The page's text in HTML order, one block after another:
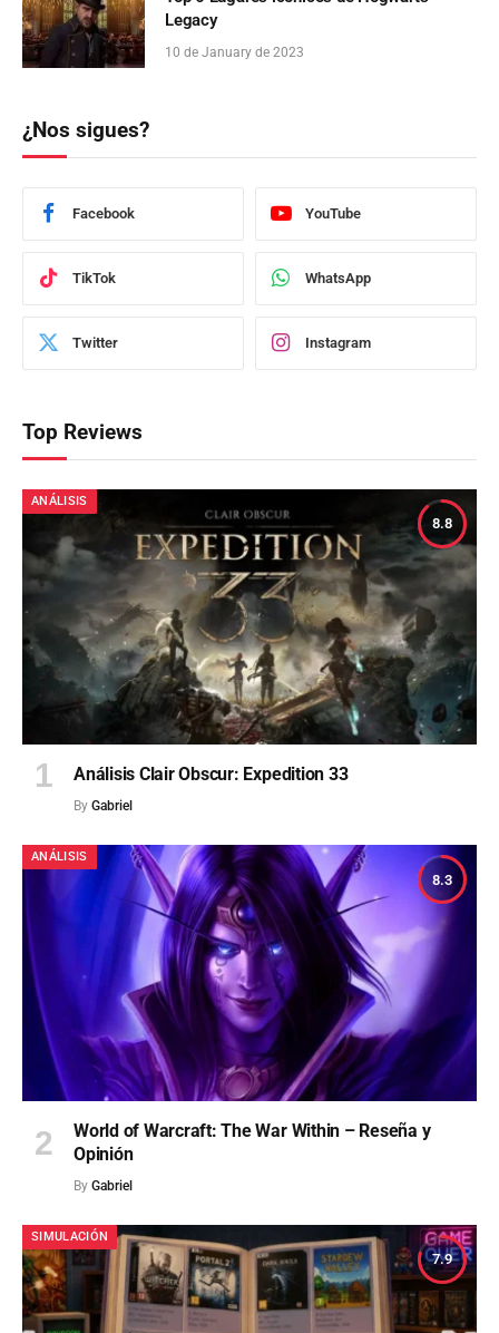
Legacy
10 de January de 2023
¿Nos sigues?
Facebook YouTube
TikTok WhatsApp
Twitter Instagram
Top Reviews
8.8
ANÁLISIS
Análisis Clair Obscur: Expedition 33
By Gabriel
8.3
ANÁLISIS
World of Warcraft: The War Within – Reseña y
Opinión
By Gabriel
7.9
SIMULACIÓN